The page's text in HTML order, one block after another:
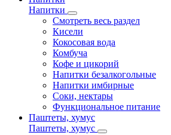
Напитки
Смотреть весь раздел
Кисели
Кокосовая вода
Комбуча
Кофе и цикорий
Напитки безалкогольные
Напитки имбирные
Соки, нектары
Функциональное питание
Паштеты, хумус
Паштеты, хумус